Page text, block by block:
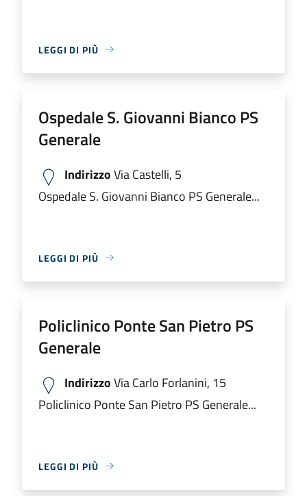
LEGGI DI PIÙ
Ospedale S. Giovanni Bianco PS
Generale
IndirizzoVia Castelli, 5
Ospedale S. Giovanni Bianco PS Generale...
LEGGI DI PIÙ
Policlinico Ponte San Pietro PS
Generale
IndirizzoVia Carlo Forlanini, 15
Policlinico Ponte San Pietro PS Generale...
LEGGI DI PIÙ